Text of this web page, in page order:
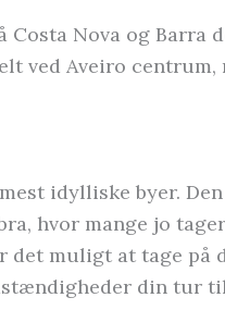
Costa Nova og Barra
ved Aveiro
idylliske byer.
hvor mange jo
det muligt at tage på
din tur